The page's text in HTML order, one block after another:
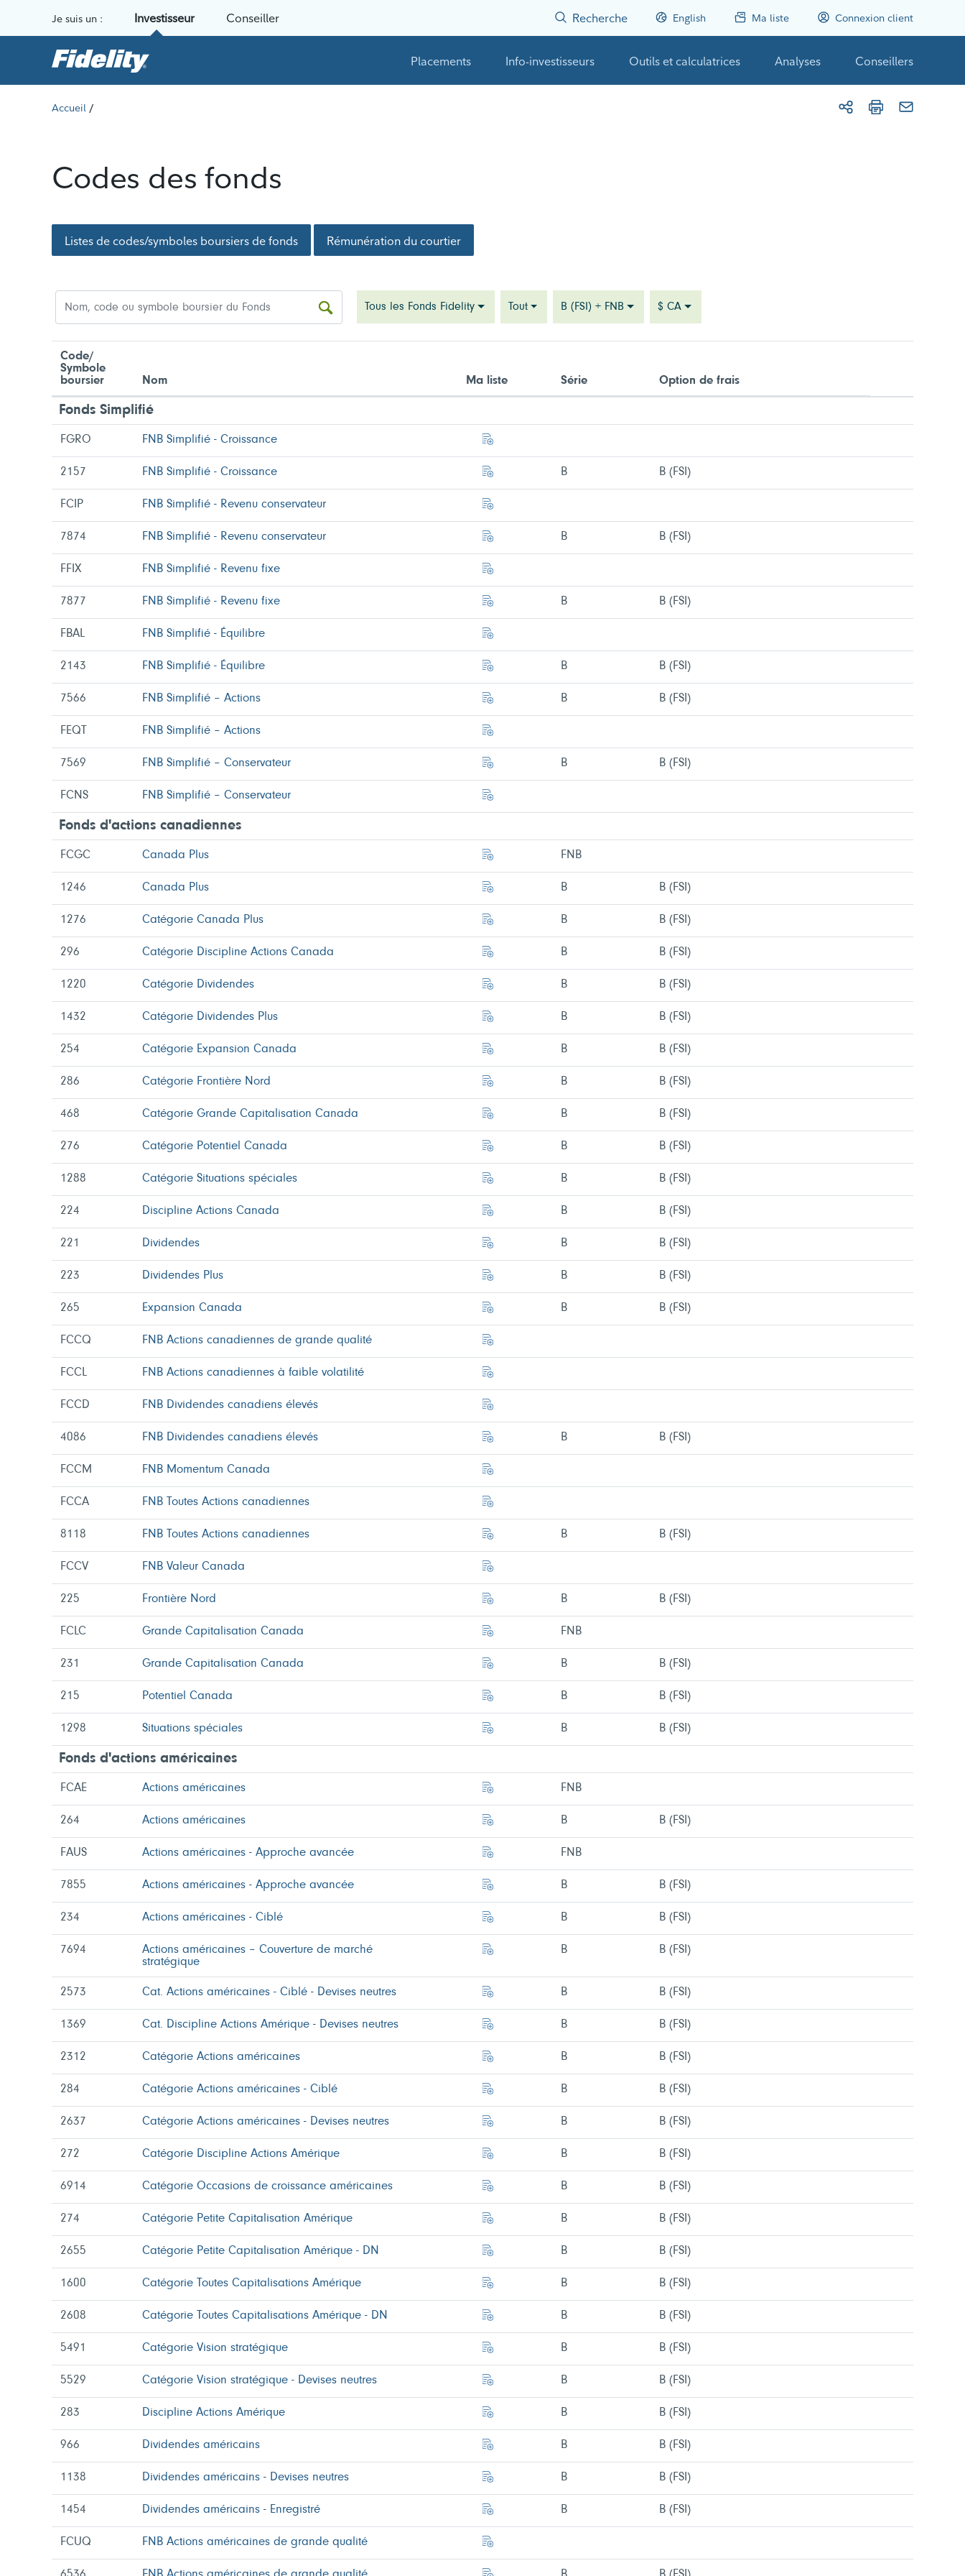
Je suis un : Investisseur Conseiller Recherche English Ma liste Connexion client
Placements Info-investisseurs Outils et calculatrices Analyses Conseillers
Accueil /
Codes des fonds
Listes de codes/symboles boursiers de fonds Rémunération du courtier
Tous les Fonds Fidelity Tout B (FSI) + FNB $ CA
Code/
Symbole
boursier
Nom Ma liste Série
Option de frais
Fonds Simplifié
FGRO FNB Simplifié - Croissance
2157 FNB Simplifié - Croissance B B (FSI)
FCIP FNB Simplifié - Revenu conservateur
7874 FNB Simplifié - Revenu conservateur B B (FSI)
FFIX FNB Simplifié - Revenu fixe
7877 FNB Simplifié - Revenu fixe B B (FSI)
FBAL FNB Simplifié - Équilibre
2143 FNB Simplifié - Équilibre B B (FSI)
7566 FNB Simplifié – Actions B B (FSI)
FEQT FNB Simplifié – Actions
7569 FNB Simplifié – Conservateur B B (FSI)
FCNS FNB Simplifié – Conservateur
Fonds d'actions canadiennes
FCGC Canada Plus FNB
1246 Canada Plus B B (FSI)
1276 Catégorie Canada Plus B B (FSI)
296 Catégorie Discipline Actions Canada B B (FSI)
1220 Catégorie Dividendes B B (FSI)
1432 Catégorie Dividendes Plus B B (FSI)
254 Catégorie Expansion Canada B B (FSI)
286 Catégorie Frontière Nord B B (FSI)
468 Catégorie Grande Capitalisation Canada B B (FSI)
276 Catégorie Potentiel Canada B B (FSI)
1288 Catégorie Situations spéciales B B (FSI)
224 Discipline Actions Canada B B (FSI)
221 Dividendes B B (FSI)
223 Dividendes Plus B B (FSI)
265 Expansion Canada B B (FSI)
FCCQ FNB Actions canadiennes de grande qualité
FCCL FNB Actions canadiennes à faible volatilité
FCCD FNB Dividendes canadiens élevés
4086 FNB Dividendes canadiens élevés B B (FSI)
FCCM FNB Momentum Canada
FCCA FNB Toutes Actions canadiennes
8118 FNB Toutes Actions canadiennes B B (FSI)
FCCV FNB Valeur Canada
225 Frontière Nord B B (FSI)
FCLC Grande Capitalisation Canada FNB
231 Grande Capitalisation Canada B B (FSI)
215 Potentiel Canada B B (FSI)
1298 Situations spéciales B B (FSI)
Fonds d'actions américaines
FCAE Actions américaines FNB
264 Actions américaines B B (FSI)
FAUS Actions américaines - Approche avancée FNB
7855 Actions américaines - Approche avancée B B (FSI)
234 Actions américaines - Ciblé B B (FSI)
7694
Actions américaines – Couverture de marché
stratégique
B B (FSI)
2573 Cat. Actions américaines - Ciblé - Devises neutres B B (FSI)
1369 Cat. Discipline Actions Amérique - Devises neutres B B (FSI)
2312 Catégorie Actions américaines B B (FSI)
284 Catégorie Actions américaines - Ciblé B B (FSI)
2637 Catégorie Actions américaines - Devises neutres B B (FSI)
272 Catégorie Discipline Actions Amérique B B (FSI)
6914 Catégorie Occasions de croissance américaines B B (FSI)
274 Catégorie Petite Capitalisation Amérique B B (FSI)
2655 Catégorie Petite Capitalisation Amérique - DN B B (FSI)
1600 Catégorie Toutes Capitalisations Amérique B B (FSI)
2608 Catégorie Toutes Capitalisations Amérique - DN B B (FSI)
5491 Catégorie Vision stratégique B B (FSI)
5529 Catégorie Vision stratégique - Devises neutres B B (FSI)
283 Discipline Actions Amérique B B (FSI)
966 Dividendes américains B B (FSI)
1138 Dividendes américains - Devises neutres B B (FSI)
1454 Dividendes américains - Enregistré B B (FSI)
FCUQ FNB Actions américaines de grande qualité